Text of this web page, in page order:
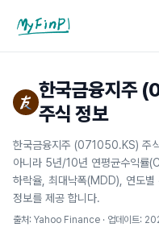
마이핀플
한국금융지주
주식 정보
한국금융지주 (071050.KS) 주
아니라 5년/10년 연평균수익률
하락율, 최대낙폭(MDD), 연도별
정보를 제공 합니다.
출처: Yahoo Finance · 업데이트: